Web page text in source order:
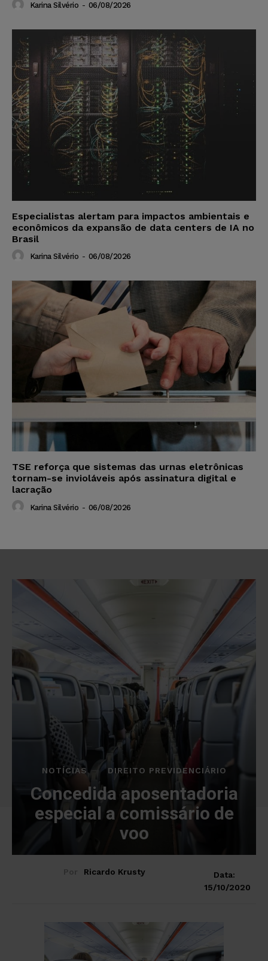
Karina Silvério - 06/08/2026
Especialistas alertam para impactos ambientais e
econômicos da expansão de data centers de IA no
Brasil
Karina Silvério - 06/08/2026
TSE reforça que sistemas das urnas eletrônicas
tornam-se invioláveis após assinatura digital e
lacração
Karina Silvério - 06/08/2026